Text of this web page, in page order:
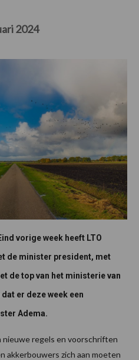
2024
vorige week heeft LTO
de minister president, met
de top van het ministerie van
er deze week een
Adema.
regels en voorschriften
akkerbouwers zich aan moeten